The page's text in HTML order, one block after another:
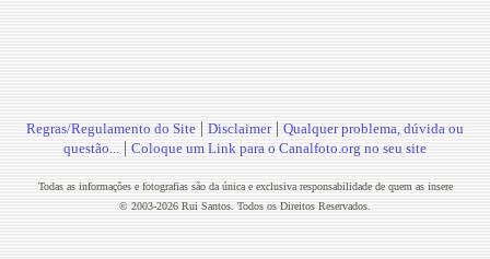
Regras/Regulamento do Site | Disclaimer| Qualquer problema, dúvida ou
questão... | Coloque um Link para o Canalfoto.org no seu site
Todas as informações e fotografias são da única e exclusiva responsabilidade de quem as insere
© 2003-2026 Rui Santos. Todos os Direitos Reservados.